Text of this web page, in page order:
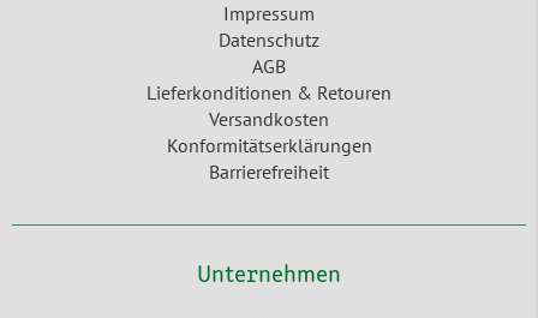
Impressum
Datenschutz
AGB
Lieferkonditionen & Retouren
Versandkosten
Konformitätserklärungen
Barrierefreiheit
Unternehmen